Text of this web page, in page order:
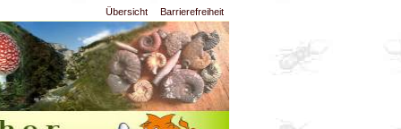
Übersicht Barrierefreiheit